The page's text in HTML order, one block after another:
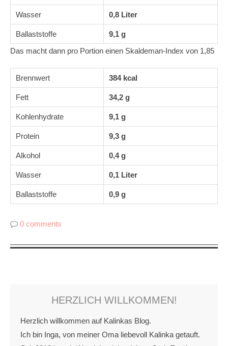
Wasser 0,8 Liter
Ballaststoffe
9,1 g
Das macht dann pro Portion einen Skaldeman-Index von 1,85
Brennwert 384 kcal
Fett 34,2 g
Kohlenhydrate 9,1 g
Protein 9,3 g
Alkohol 0,4 g
Wasser 0,1 Liter
Ballaststoffe 0,9 g
0 comments
HERZLICH WILLKOMMEN!
Herzlich willkommen auf Kalinkas Blog.
Ich bin Inga, von meiner Oma liebevoll Kalinka getauft.